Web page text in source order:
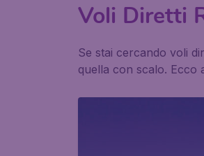
Voli Diretti
Se stai cercando voli
quella con scalo. Ecco